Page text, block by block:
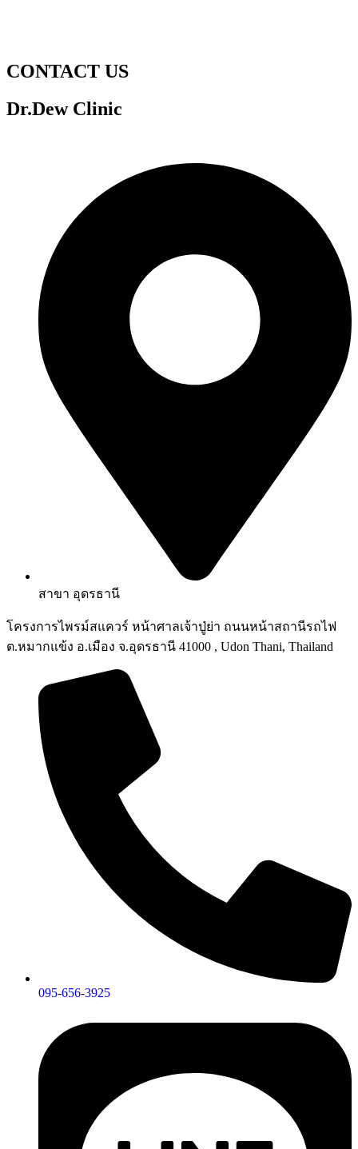
CONTACT US
Dr.Dew Clinic
สาขา อุดรธานี
โครงการไพรม์สแควร์ หน้าศาลเจ้าปู่ย่า ถนนหน้าสถานีรถไฟ
ต.หมากแข้ง อ.เมือง จ.อุดรธานี 41000 , Udon Thani, Thailand
095-656-3925